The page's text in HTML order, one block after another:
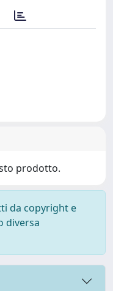
prodotto.
da copyright e
diversa